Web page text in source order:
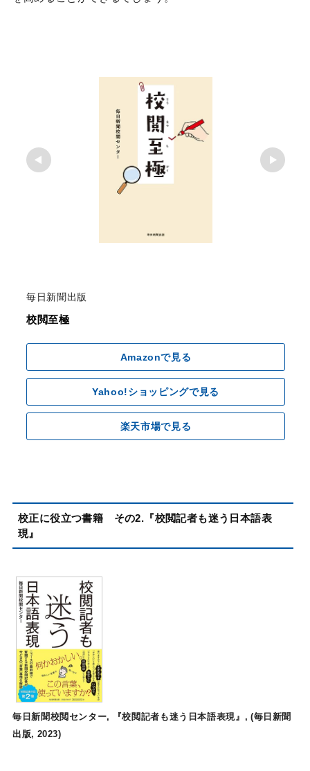
毎日新聞出版
校閲至極
Amazonで見る
Yahoo!ショッピングで見る
楽天市場で見る
校正に役立つ書籍 その2.『校閲記者も迷う日本語表
現』
毎日新聞校閲センター, 『校閲記者も迷う日本語表現』, (毎日新聞
出版, 2023)